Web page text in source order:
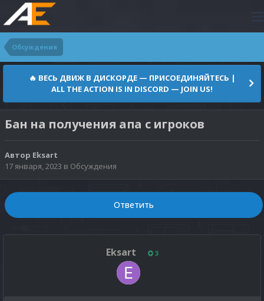
Обсуждения
🔥 ВЕСЬ ДВИЖ В ДИСКОРДЕ — ПРИСОЕДИНЯЙТЕСЬ |
ALL THE ACTION IS IN DISCORD — JOIN US!
Бан на получения апа с игроков
Автор Eksart
17 января, 2023 в Обсуждения
Ответить
Eksart 3